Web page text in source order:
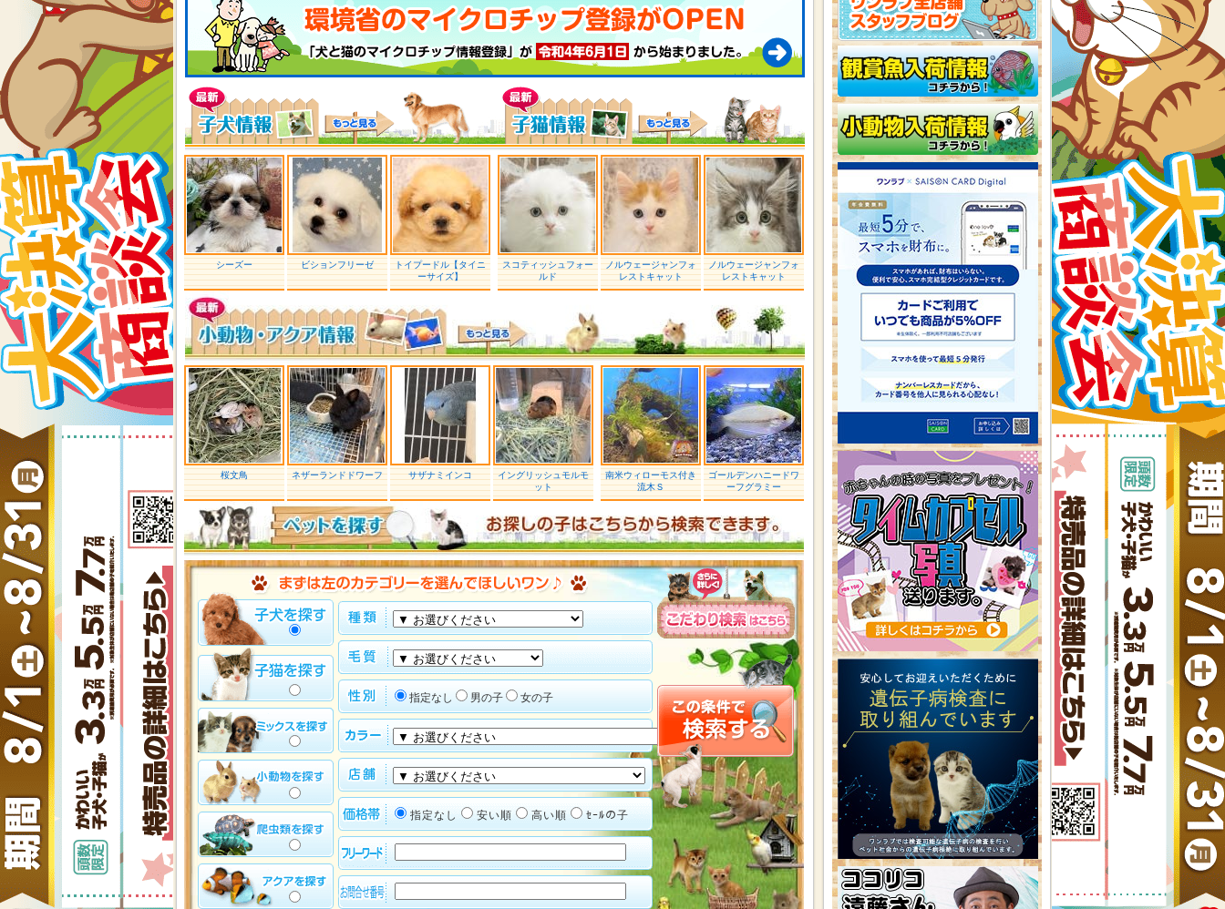
シーズー ビションフリーゼ
トイプードル【タイニ
ーサイズ】
スコティッシュフォー
ルド
ノルウェージャンフォ
レストキャット
ノルウェージャンフォ
レストキャット
桜文鳥 ネザーランドドワーフ サザナミインコ
イングリッシュモルモ
ット
南米ウィローモス付き
流木Ｓ
ゴールデンハニードワ
ーフグラミー
指定なし 男の子 女の子
指定なし 安い順 高い順 ｾｰﾙの子